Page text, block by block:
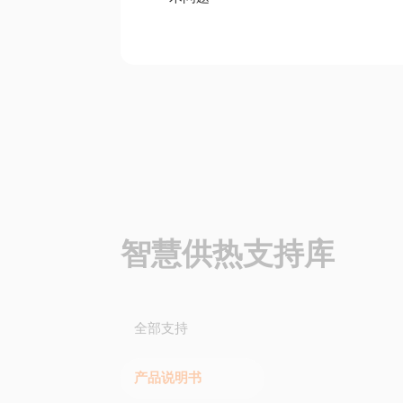
智慧供热支持库
全部支持
产品说明书